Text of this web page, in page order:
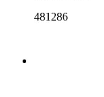
481286